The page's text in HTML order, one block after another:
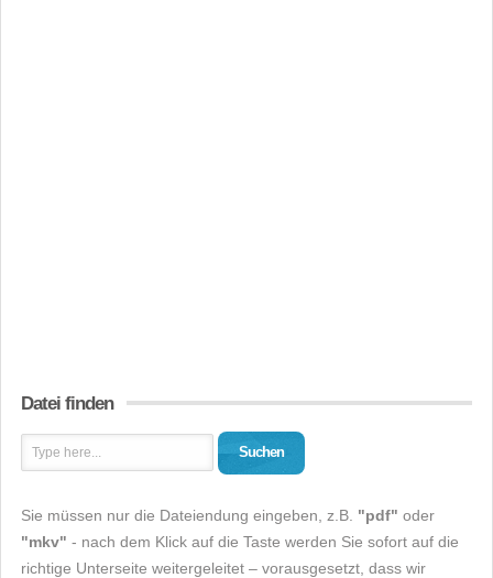
Datei finden
Suchen
Sie müssen nur die Dateiendung eingeben, z.B. "pdf" oder
"mkv" - nach dem Klick auf die Taste werden Sie sofort auf die
richtige Unterseite weitergeleitet – vorausgesetzt, dass wir